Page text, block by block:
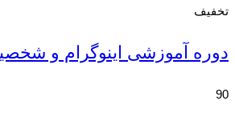
تخفیف
دوره آموزشی اینوگرام و
90